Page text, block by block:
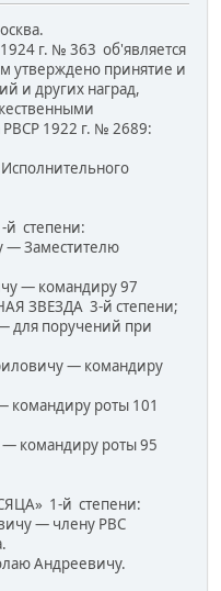
г. № 363 об'является
утверждено принятие и
и других наград,
РВСР 1922 г. № 2689:
степени:
— Заместителю
— командиру 97
ЗВЕЗДА 3-й степени;
поручений при
— командиру
командиру роты 101
командиру роты 95
1-й степени:
— члену РВС
Андреевичу.